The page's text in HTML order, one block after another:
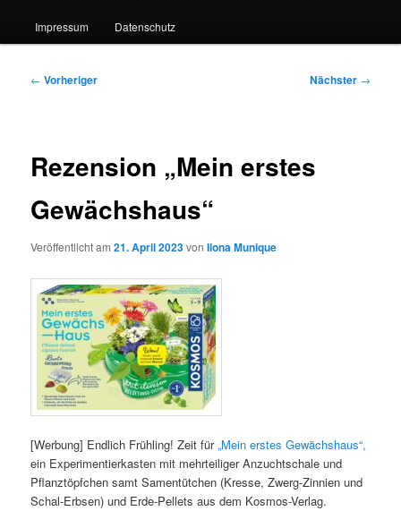
Impressum Datenschutz
Beitragsnavigation
← Vorheriger Nächster →
Rezension „Mein erstes
Gewächshaus“
Veröffentlicht am21. April 2023vonIlona Munique
[Werbung] Endlich Frühling! Zeit für„Mein erstes Gewächshaus“,
ein Experimentierkasten mit mehrteiliger Anzuchtschale und
Pflanztöpfchen samt Samentütchen (Kresse, Zwerg-Zinnien und
Schal-Erbsen) und Erde-Pellets aus dem Kosmos-Verlag.